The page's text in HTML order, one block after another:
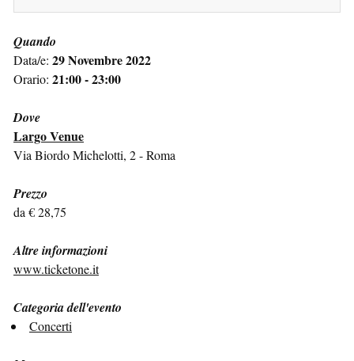
Quando
Data/e: 29 Novembre 2022
Orario: 21:00 - 23:00
Dove
Largo Venue
Via Biordo Michelotti, 2 - Roma
Prezzo
da € 28,75
Altre informazioni
www.ticketone.it
Categoria dell'evento
Concerti